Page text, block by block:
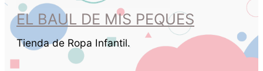
EL BAUL DE MIS PEQUES
Tienda de Ropa Infantil.